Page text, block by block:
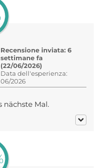
Recensione inviata: 6
settimane fa
(22/06/2026)
Data dell'esperienza:
06/2026
nächste Mal.